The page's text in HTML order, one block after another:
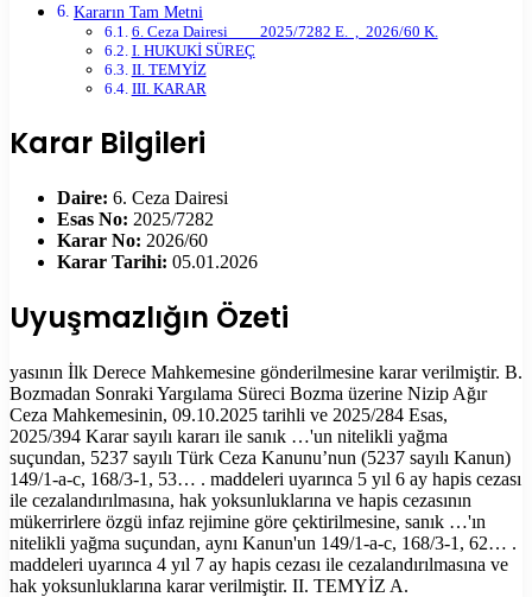
Kararın Tam Metni
6. Ceza Dairesi 2025/7282 E. , 2026/60 K.
I. HUKUKİ SÜREÇ
II. TEMYİZ
III. KARAR
Karar Bilgileri
Daire: 6. Ceza Dairesi
Esas No: 2025/7282
Karar No: 2026/60
Karar Tarihi: 05.01.2026
Uyuşmazlığın Özeti
yasının İlk Derece Mahkemesine gönderilmesine karar verilmiştir. B.
Bozmadan Sonraki Yargılama Süreci Bozma üzerine Nizip Ağır
Ceza Mahkemesinin, 09.10.2025 tarihli ve 2025/284 Esas,
2025/394 Karar sayılı kararı ile sanık …'un nitelikli yağma
suçundan, 5237 sayılı Türk Ceza Kanunu’nun (5237 sayılı Kanun)
149/1-a-c, 168/3-1, 53… . maddeleri uyarınca 5 yıl 6 ay hapis cezası
ile cezalandırılmasına, hak yoksunluklarına ve hapis cezasının
mükerrirlere özgü infaz rejimine göre çektirilmesine, sanık …'ın
nitelikli yağma suçundan, aynı Kanun'un 149/1-a-c, 168/3-1, 62… .
maddeleri uyarınca 4 yıl 7 ay hapis cezası ile cezalandırılmasına ve
hak yoksunluklarına karar verilmiştir. II. TEMYİZ A.